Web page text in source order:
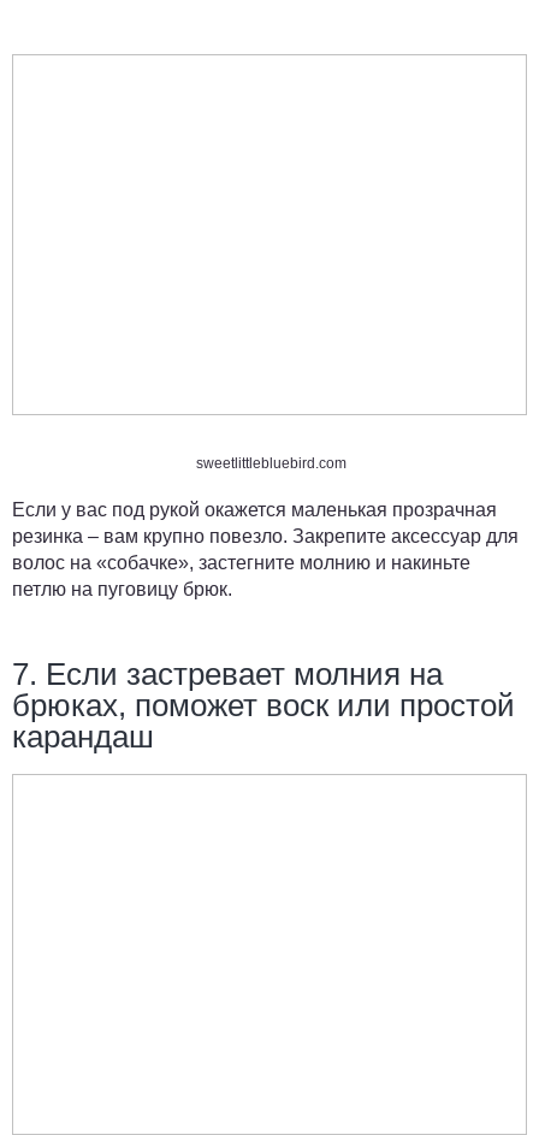
sweetlittlebluebird.com
Если у вас под рукой окажется маленькая прозрачная
резинка – вам крупно повезло. Закрепите аксессуар для
волос на «собачке», застегните молнию и накиньте
петлю на пуговицу брюк.
7. Если застревает молния на
брюках, поможет воск или простой
карандаш